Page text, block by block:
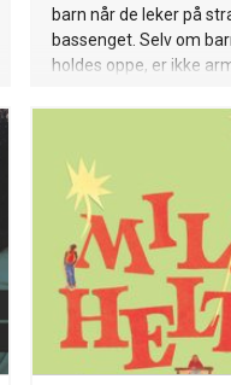
barn når de leker på
bassenget. Selv om
holdes oppe, er ikke